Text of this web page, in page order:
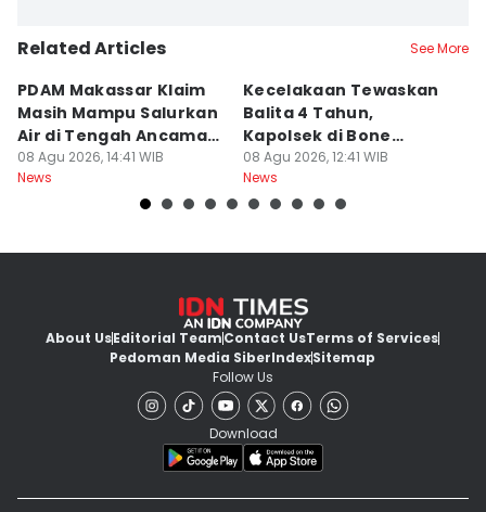
Related Articles See More
PDAM Makassar Klaim
Masih Mampu Salurkan
Air di Tengah Ancaman
Kekeringan
08 Agu 2026, 14:41 WIB
News
Kecelakaan Tewaskan
Balita 4 Tahun,
Kapolsek di Bone
Diperiksa Propam
08 Agu 2026, 12:41 WIB
News
About UsEditorial TeamContact UsTerms of Services
Pedoman Media SiberIndexSitemap
Follow Us
Download